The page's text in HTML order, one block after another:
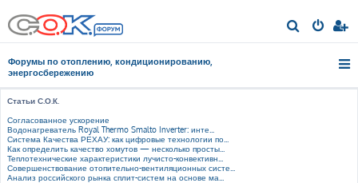
о
Форумы по отоплению, кондиционированию,
энергосбережению
Статьи С.О.К.
Согласованное ускорение
Водонагреватель Royal Thermo Smalto Inverter: инте...
Система Качества РЕХАУ: как цифровые технологии по...
Как определить качество хомутов — несколько просты...
Теплотехнические характеристики лучисто-конвективн...
Совершенствование отопительно-вентиляционных систе...
Анализ российского рынка сплит-систем на основе ма...